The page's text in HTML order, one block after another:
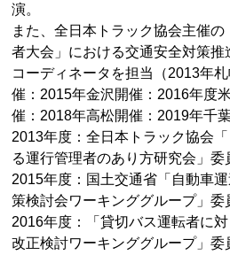
演。
また、全日本トラック協会主催
者大会」における交通安全対策
コーディネータを担当（2013年
催：2015年金沢開催：2016年度
催：2018年高松開催：2019年千葉
2013年度：全日本トラック協会
る運行管理者のあり方研究会」委
2015年度：国土交通省「自動車
策検討会ワーキンググループ」委
2016年度：「貸切バス運転者に
改正検討ワーキンググループ」委